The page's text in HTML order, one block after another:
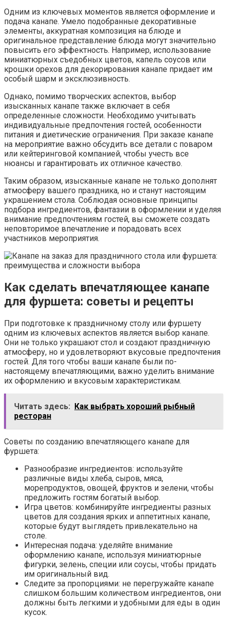
Одним из ключевых моментов является оформление и
подача канапе. Умело подобранные декоративные
элементы, аккуратная композиция на блюде и
оригинальное представление блюда могут значительно
повысить его эффектность. Например, использование
миниатюрных съедобных цветов, капель соусов или
крошки орехов для декорирования канапе придает им
особый шарм и эксклюзивность.
Однако, помимо творческих аспектов, выбор
изысканных канапе также включает в себя
определенные сложности. Необходимо учитывать
индивидуальные предпочтения гостей, особенности
питания и диетические ограничения. При заказе канапе
на мероприятие важно обсудить все детали с поваром
или кейтеринговой компанией, чтобы учесть все
нюансы и гарантировать их отличное качество.
Таким образом, изысканные канапе не только дополнят
атмосферу вашего праздника, но и станут настоящим
украшением стола. Соблюдая основные принципы
подбора ингредиентов, фантазии в оформлении и уделяя
внимание предпочтениям гостей, вы сможете создать
неповторимое впечатление и порадовать всех
участников мероприятия.
Как сделать впечатляющее канапе
для фуршета: советы и рецепты
При подготовке к праздничному столу или фуршету
одним из ключевых аспектов является выбор канапе.
Они не только украшают стол и создают праздничную
атмосферу, но и удовлетворяют вкусовые предпочтения
гостей. Для того чтобы ваши канапе были по-
настоящему впечатляющими, важно уделить внимание
их оформлению и вкусовым характеристикам.
Читать здесь: Как выбрать хороший рыбный
ресторан
Советы по созданию впечатляющего канапе для
фуршета:
Разнообразие ингредиентов: используйте
различные виды хлеба, сыров, мяса,
морепродуктов, овощей, фруктов и зелени, чтобы
предложить гостям богатый выбор.
Игра цветов: комбинируйте ингредиенты разных
цветов для создания ярких и аппетитных канапе,
которые будут выглядеть привлекательно на
столе.
Интересная подача: уделяйте внимание
оформлению канапе, используя миниатюрные
фигурки, зелень, специи или соусы, чтобы придать
им оригинальный вид.
Следите за пропорциями: не перегружайте канапе
слишком большим количеством ингредиентов, они
должны быть легкими и удобными для еды в один
кусок.